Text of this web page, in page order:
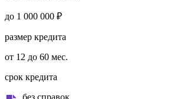
до 1 000 000 ₽
размер кредита
от 12 до 60 мес.
срок кредита
без справок